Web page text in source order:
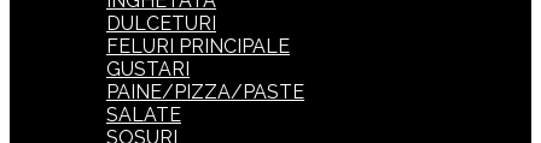
DULCETURI
FELURI PRINCIPALE
GUSTARI
PAINE/PIZZA/PASTE
SALATE
SOSURI